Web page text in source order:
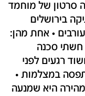
סרטון של מוחמד
בירושלים
• אחת מהן:
חשתי סכנה
רגעים לפני
במצלמות •
היא שמנעה